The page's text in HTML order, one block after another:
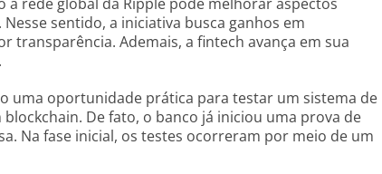
sentido, a iniciativa busca ganhos em
transparência. Ademais, a fintech avança em sua
uma oportunidade prática para testar um sistema de
De fato, o banco já iniciou uma prova de
Na fase inicial, os testes ocorreram por meio de um